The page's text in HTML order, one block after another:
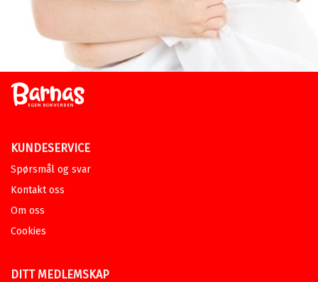
KUNDESERVICE
Spørsmål og svar
Kontakt oss
Om oss
Cookies
DITT MEDLEMSKAP